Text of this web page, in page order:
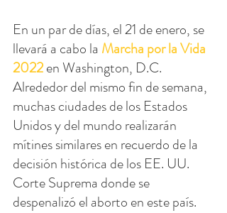
En un par de días, el 21 de enero, se
llevará a cabo la Marcha por la Vida
2022 en Washington, D.C.
Alrededor del mismo fin de semana,
muchas ciudades de los Estados
Unidos y del mundo realizarán
mítines similares en recuerdo de la
decisión histórica de los EE. UU.
Corte Suprema donde se
despenalizó el aborto en este país.